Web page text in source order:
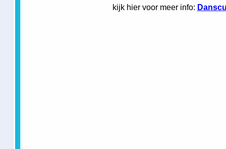
kijk hier voor meer info: